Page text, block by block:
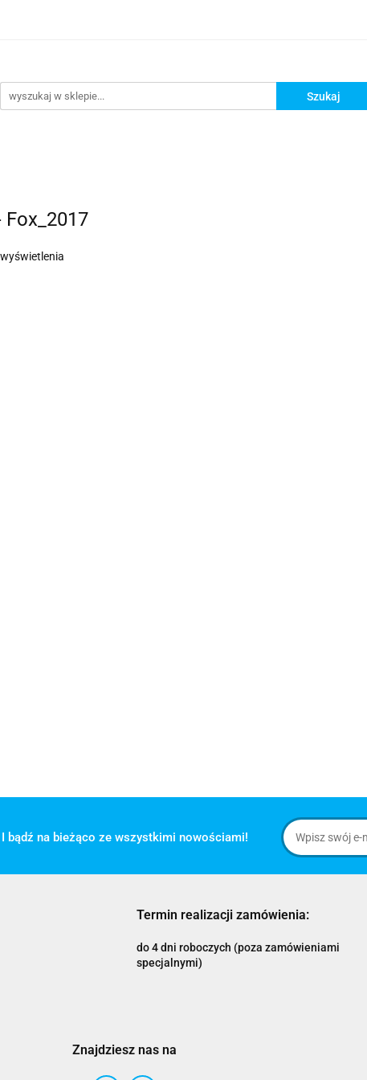
Dla dzieci Dla kobiet Cross i enduro Rowerowe
I bądź na bieżąco ze wszystkimi nowościami!
Termin realizacji zamówienia:
do 4 dni roboczych (poza zamówieniami
specjalnymi)
Znajdziesz nas na